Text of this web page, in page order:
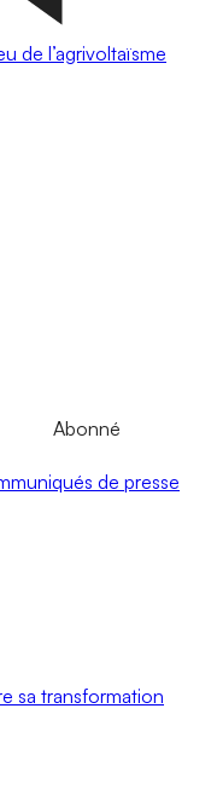
de l’agrivoltaïsme
Abonné
de presse
sa transformation